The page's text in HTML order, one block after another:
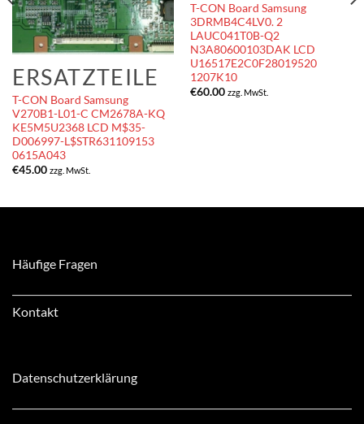
ERSATZTEILE
T-CON Board Samsung
V270B1-L01-C CM2678A-KQ
KE5M5U2368 LCD M$35-
D006997-L$STR631109153
0615A043
€45.00 zzg. MwSt.
T-CON Board Samsung
3DRMB4C4LV0. 2
LAUC041T0B-Q2
N3A80600103DAK LCD
U16517E2C0F28019520
1207K10
€60.00 zzg. MwSt.
Häufige Fragen
Kontakt
Datenschutzerklärung